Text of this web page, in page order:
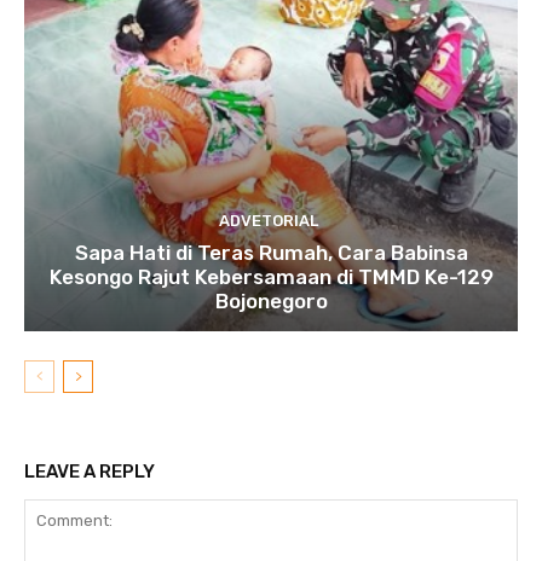
ADVETORIAL
Sapa Hati di Teras Rumah, Cara Babinsa
Kesongo Rajut Kebersamaan di TMMD Ke-129
Bojonegoro
LEAVE A REPLY